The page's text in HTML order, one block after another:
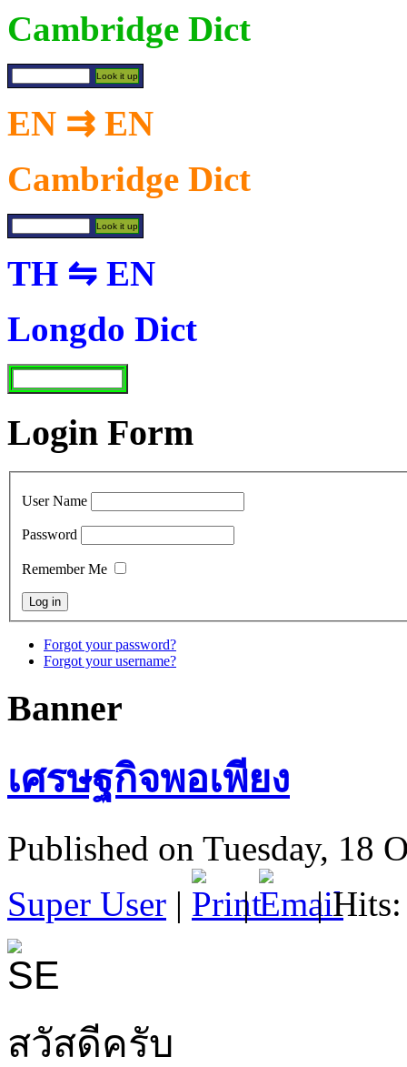
Cambridge Dict
EN ⇉ EN
Cambridge Dict
TH ⇋ EN
Longdo Dict
Login Form
User Name
Password
Remember Me
Forgot your password?
Forgot your username?
Banner
เศรษฐกิจพอเพียง
Published on Tuesday, 18
Super User | | | Hits:
สวัสดีครับ